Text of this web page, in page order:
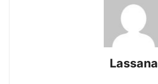
Lassana